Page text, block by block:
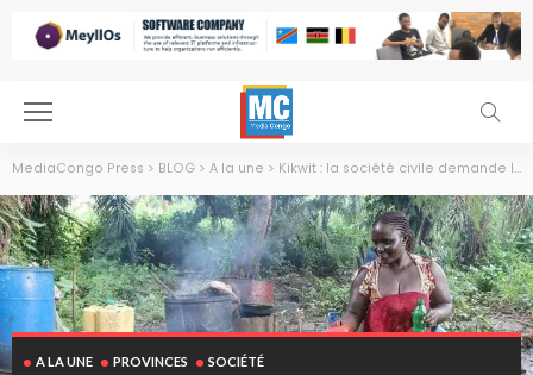
MediaCongo Press > BLOG > A la une > Kikwit : la société civile demande l’annulation de la taxe sur le Lotoko, jugé nocif pour la population
A LA UNE PROVINCES SOCIÉTÉ